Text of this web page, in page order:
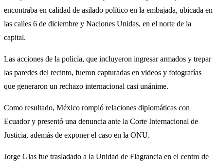
encontraba en calidad de asilado político en la embajada, ubicada en
las calles 6 de diciembre y Naciones Unidas, en el norte de la
capital.
Las acciones de la policía, que incluyeron ingresar armados y trepar
las paredes del recinto, fueron capturadas en videos y fotografías
que generaron un rechazo internacional casi unánime.
Como resultado, México rompió relaciones diplomáticas con
Ecuador y presentó una denuncia ante la Corte Internacional de
Justicia, además de exponer el caso en la ONU.
Jorge Glas fue trasladado a la Unidad de Flagrancia en el centro de